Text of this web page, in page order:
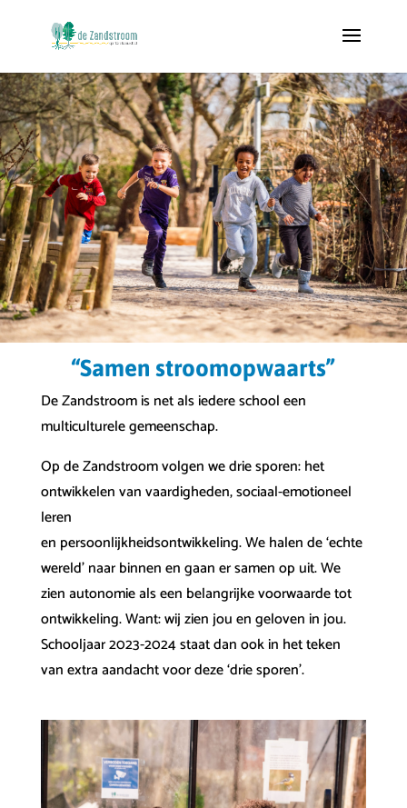
“Samen stroomopwaarts”
De Zandstroom is net als iedere school een
multiculturele gemeenschap.
Op de Zandstroom volgen we drie sporen: het
ontwikkelen van vaardigheden, sociaal-emotioneel
leren
en persoonlijkheidsontwikkeling. We halen de ‘echte
wereld’ naar binnen en gaan er samen op uit. We
zien autonomie als een belangrijke voorwaarde tot
ontwikkeling. Want: wij zien jou en geloven in jou.
Schooljaar 2023-2024 staat dan ook in het teken
van extra aandacht voor deze ‘drie sporen’.